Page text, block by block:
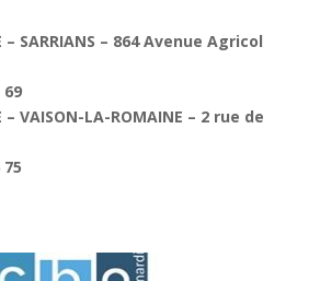
– SARRIANS – 864 Avenue Agricol
69
– VAISON-LA-ROMAINE – 2 rue de